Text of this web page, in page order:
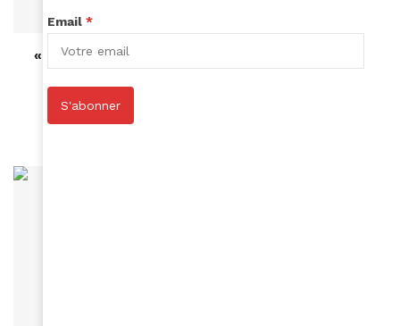
CINÉMA
« Ni chaînes, ni maîtres » de Simon Moutaïrou, un
film puissant sur la résistance face à
l’oppression et l’esclavage
Email *
S'abonner